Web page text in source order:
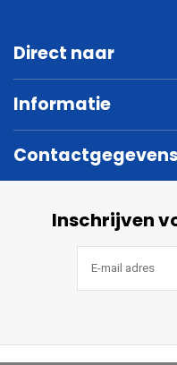
Direct naar
Informatie
Contactgegevens
Inschrijven